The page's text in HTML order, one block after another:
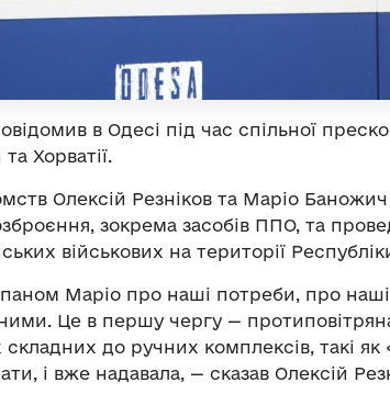
в Одесі під час спільної
Хорватії.
Олексій Резніков та Маріо
зокрема засобів ППО, та
військових на території
Маріо про наші потреби, про
Це в першу чергу —
до ручних комплексів, такі як
і вже надавала, — сказав Олексій